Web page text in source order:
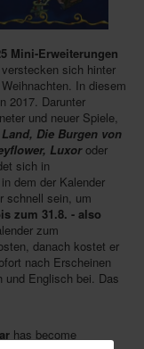
Mini-Erweiterungen
sich hinter
In diesem
2017. Darunter
und neuer Spiele,
Die Burgen von
Luxoroder
sich in
dem der Kalender
schnell sein, um
zum 31.8. - also
zum
danach kostet er
nach Erscheinen
und Englisch bei. Das
has become